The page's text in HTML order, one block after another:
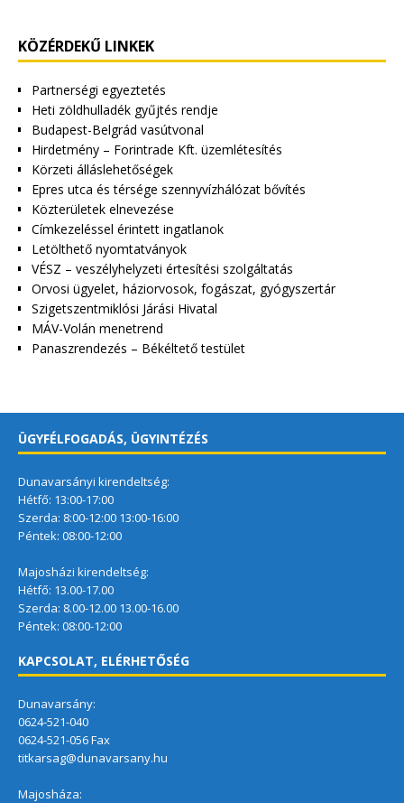
KÖZÉRDEKŰ LINKEK
Partnerségi egyeztetés
Heti zöldhulladék gyűjtés rendje
Budapest-Belgrád vasútvonal
Hirdetmény – Forintrade Kft. üzemlétesítés
Körzeti álláslehetőségek
Epres utca és térsége szennyvízhálózat bővítés
Közterületek elnevezése
Címkezeléssel érintett ingatlanok
Letölthető nyomtatványok
VÉSZ – veszélyhelyzeti értesítési szolgáltatás
Orvosi ügyelet, háziorvosok, fogászat, gyógyszertár
Szigetszentmiklósi Járási Hivatal
MÁV-Volán menetrend
Panaszrendezés – Békéltető testület
ÜGYFÉLFOGADÁS, ÜGYINTÉZÉS
Dunavarsányi kirendeltség:
Hétfő: 13:00-17:00
Szerda: 8:00-12:00 13:00-16:00
Péntek: 08:00-12:00
Majosházi kirendeltség:
Hétfő: 13.00-17.00
Szerda: 8.00-12.00 13.00-16.00
Péntek: 08:00-12:00
KAPCSOLAT, ELÉRHETŐSÉG
Dunavarsány:
0624-521-040
0624-521-056 Fax
titkarsag@dunavarsany.hu
Majosháza: